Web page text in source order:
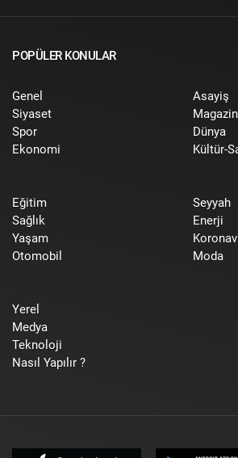
POPÜLER KONULAR
Genel
Siyaset
Spor
Ekonomi
Asayiş
Magazin
Dünya
Kültür-
Eğitim
Sağlık
Yaşam
Otomobil
Seyyah
Enerji
Moda
Yerel
Medya
Teknoloji
Nasıl Yapılır ?